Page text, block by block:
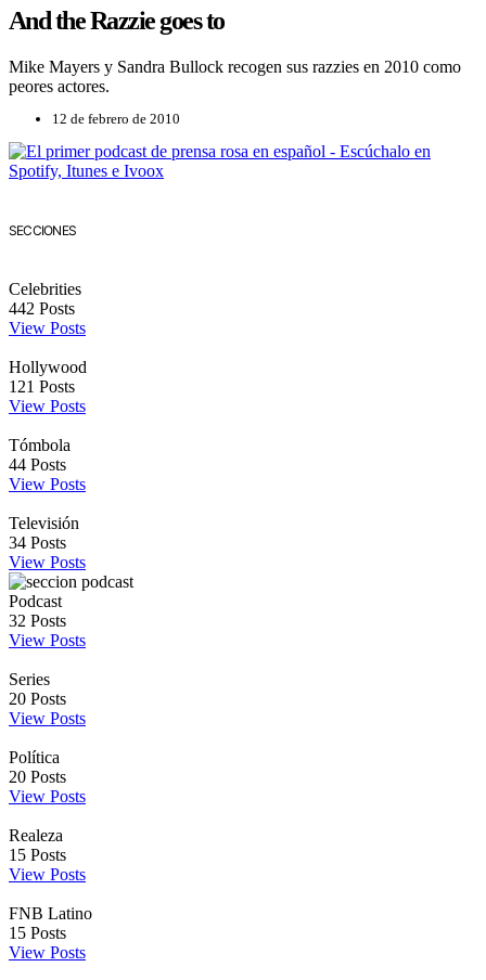
And the Razzie goes to
Mike Mayers y Sandra Bullock recogen sus razzies en 2010 como
peores actores.
12 de febrero de 2010
SECCIONES
Celebrities
442 Posts
View Posts
Hollywood
121 Posts
View Posts
Tómbola
44 Posts
View Posts
Televisión
34 Posts
View Posts
Podcast
32 Posts
View Posts
Series
20 Posts
View Posts
Política
20 Posts
View Posts
Realeza
15 Posts
View Posts
FNB Latino
15 Posts
View Posts